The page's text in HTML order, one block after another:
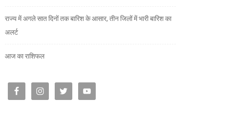
राज्य में अगले सात दिनों तक बारिश के आसार, तीन जिलों में भारी बारिश का
अलर्ट
आज का राशिफल